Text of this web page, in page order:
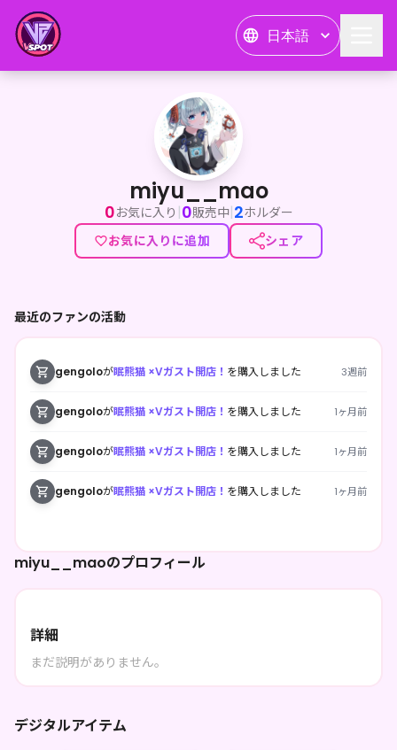
日本語
miyu__mao
miyu__mao
0お気に入り |0販売中|2ホルダー
お気に入りに追加
シェア
miyu__maoのプロフィール
詳細
まだ説明がありません。
デジタルアイテム
最近のファンの活動
gengoloが眠熊猫 ×Vガスト開店！ を購入しました 3週前
gengoloが眠熊猫 ×Vガスト開店！ を購入しました 1ヶ月前
gengoloが眠熊猫 ×Vガスト開店！ を購入しました 1ヶ月前
gengoloが眠熊猫 ×Vガスト開店！ を購入しました 1ヶ月前